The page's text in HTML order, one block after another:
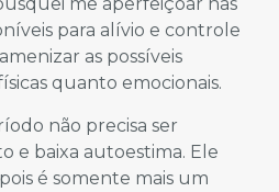
me aperfeiçoar nas
para alívio e controle
as possíveis
quanto emocionais.
não precisa ser
e baixa autoestima. Ele
é somente mais um